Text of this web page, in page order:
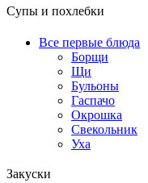
Супы и похлебки
Все первые блюда
Борщи
Щи
Бульоны
Гаспачо
Окрошка
Свекольник
Уха
Закуски